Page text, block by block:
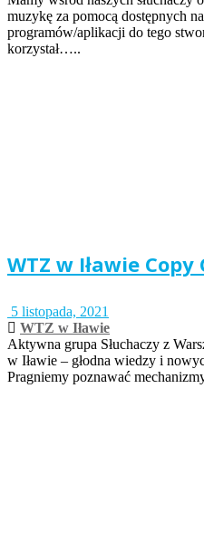
muzykę za pomocą dostępnych
programów/aplikacji do tego
korzystał…..
WTZ w Iławie Copy
5 listopada, 2021
WTZ w Iławie
Aktywna grupa Słuchaczy z
w Iławie – głodna wiedzy i
Pragniemy poznawać